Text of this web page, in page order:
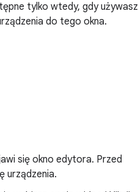
tylko wtedy, gdy używasz
do tego okna.
się okno edytora. Przed
urządzenia.